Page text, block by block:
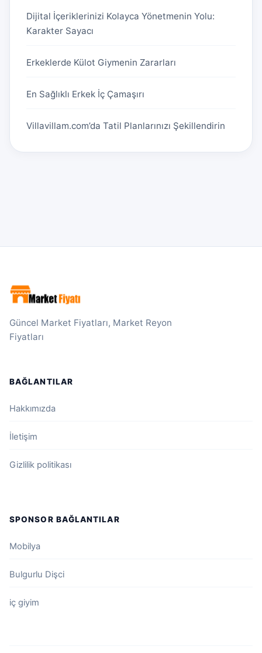
Dijital İçeriklerinizi Kolayca Yönetmenin Yolu:
Karakter Sayacı
Erkeklerde Külot Giymenin Zararları
En Sağlıklı Erkek İç Çamaşırı
Villavillam.com’da Tatil Planlarınızı Şekillendirin
Güncel Market Fiyatları, Market Reyon
Fiyatları
BAĞLANTILAR
Hakkımızda
İletişim
Gizlilik politikası
SPONSOR BAĞLANTILAR
Mobilya
Bulgurlu Dişci
iç giyim